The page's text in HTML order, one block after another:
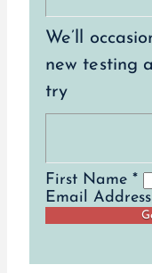
We’ll
new testing
try
First Name *
Email